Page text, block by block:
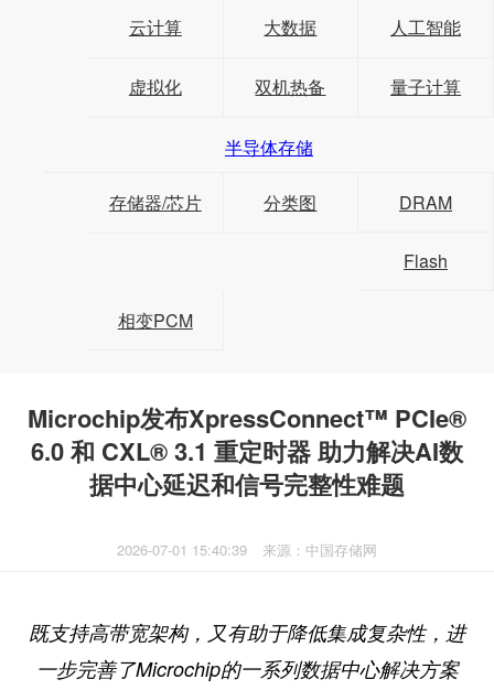
云计算 大数据 人工智能
虚拟化 双机热备 量子计算
半导体存储
存储器/芯片 分类图 DRAM
Flash
相变PCM
Microchip发布XpressConnect™ PCIe®
6.0 和 CXL® 3.1 重定时器 助力解决AI数
据中心延迟和信号完整性难题
2026-07-01 15:40:39 来源：中国存储网
既支持高带宽架构，又有助于降低集成复杂性，进
一步完善了Microchip的一系列数据中心解决方案